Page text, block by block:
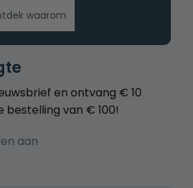
en ontvang € 10
bestelling van € 100!
aan
waarom